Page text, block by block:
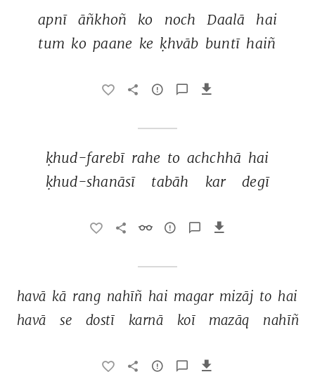
apnī āñkhoñ ko noch Daalā
hai
tum ko paane ke ḳhvāb buntī haiñ
ḳhud-farebī rahe to achchhā hai
ḳhud-shanāsī
tabāh kar degī
havā kā rang nahīñ hai magar mizāj to hai
havā
se dostī karnā koī mazāq nahīñ